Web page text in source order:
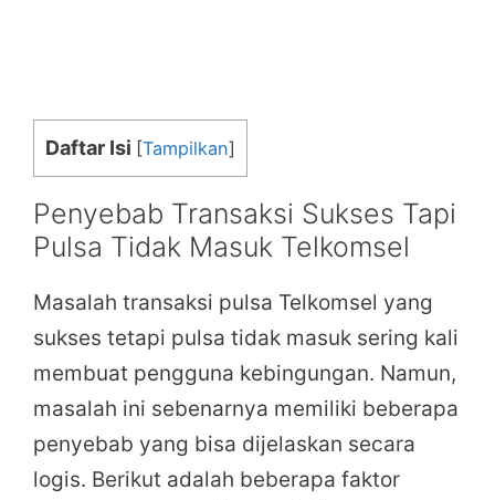
Daftar Isi [Tampilkan]
Penyebab Transaksi Sukses Tapi
Pulsa Tidak Masuk Telkomsel
Masalah transaksi pulsa Telkomsel yang
sukses tetapi pulsa tidak masuk sering kali
membuat pengguna kebingungan. Namun,
masalah ini sebenarnya memiliki beberapa
penyebab yang bisa dijelaskan secara
logis. Berikut adalah beberapa faktor